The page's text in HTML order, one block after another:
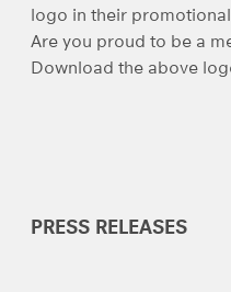
logo in their
Are you proud to be a
Download the above
PRESS RELEASES